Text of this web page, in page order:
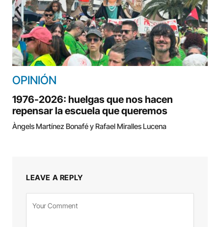
OPINIÓN
1976-2026: huelgas que nos hacen
repensar la escuela que queremos
Àngels Martínez Bonafé y Rafael Miralles Lucena
LEAVE A REPLY